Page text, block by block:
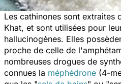
Les cathinones sont extraites
Khat, et sont utilisées pour
hallucinogènes. Elles
proche de celle de
nombreuses drogues de
connues la méphédrone (4-